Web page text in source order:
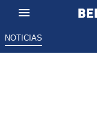
NOTICIAS